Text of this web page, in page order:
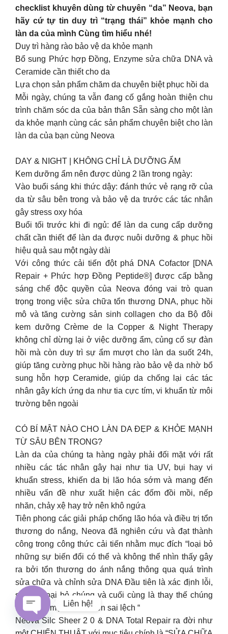
checklist khuyên dùng từ chuyên “da” Neova, bạn
hãy cứ tự tin duy trì “trạng thái” khỏe mạnh cho
làn da của mình Cùng tìm hiểu nhé!
Duy trì hàng rào bảo vệ da khỏe mạnh
Bổ sung Phức hợp Đồng, Enzyme sửa chữa DNA và
Ceramide cần thiết cho da
Lựa chọn sản phẩm chăm da chuyên biệt phục hồi da
Mỗi ngày, chúng ta vẫn đang cố gắng hoàn thiện chu
trình chăm sóc da của bản thân Sẵn sàng cho một làn
da khỏe mạnh cùng các sản phẩm chuyên biệt cho làn
làn da của bạn cùng Neova
DAY & NIGHT | KHÔNG CHỈ LÀ DƯỠNG ẨM
Kem dưỡng ẩm nên được dùng 2 lần trong ngày:
Vào buổi sáng khi thức dậy: đánh thức vẻ rạng rỡ của
da từ sâu bên trong và bảo vệ da trước các tác nhân
gây stress oxy hóa
Buổi tối trước khi đi ngủ: để làn da cung cấp dưỡng
chất cần thiết để làn da được nuôi dưỡng & phục hồi
hiệu quả sau một ngày dài
Với công thức cải tiến đột phá DNA Cofactor [DNA
Repair + Phức hợp Đồng Peptide®] được cấp bằng
sáng chế độc quyền của Neova đóng vai trò quan
trọng trong việc sửa chữa tổn thương DNA, phục hồi
mô và tăng cường sản sinh collagen cho da Bộ đôi
kem dưỡng Crème de la Copper & Night Therapy
không chỉ dừng lại ở việc dưỡng ẩm, củng cố sự đàn
hồi mà còn duy trì sự ẩm mượt cho làn da suốt 24h,
giúp tăng cường phục hồi hàng rào bảo vệ da nhờ bổ
sung hỗn hợp Ceramide, giúp da chống lại các tác
nhân gây kích ứng da như tia cực tím, vi khuẩn từ môi
trường bên ngoài
CÓ BÍ MẬT NÀO CHO LÀN DA ĐẸP & KHỎE MẠNH
TỪ SÂU BÊN TRONG?
Làn da của chúng ta hàng ngày phải đối mặt với rất
nhiều các tác nhân gây hại như tia UV, bụi hay vi
khuẩn stress, khiến da bị lão hóa sớm và mang đến
nhiều vấn đề như xuất hiện các đốm đồi mồi, nếp
nhăn, chảy xệ hay trở nên khô ngứa
Tiên phong các giải pháp chống lão hóa và điều trị tổn
thương do nắng, Neova đã nghiên cứu và đạt thành
công trong công thức cải tiến nhằm mục đích “loại bỏ
những sự biến đổi có thể và không thể nhìn thấy gây
ra bởi tổn thương do ánh nắng thông qua quá trình
sửa chữa và chỉnh sửa DNA Đầu tiên là xác định lỗi,
sau đó loại bỏ chúng và cuối cùng là thay thế chúng
trước khi mọi thứ trở nên sai lệch “
Neova Silc Sheer 2 0 & DNA Total Repair ra đời như
Liên hệ!
Open